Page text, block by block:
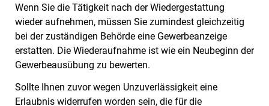
Wenn Sie die Tätigkeit nach der Wiedergestattung
wieder aufnehmen, müssen Sie zumindest gleichzeitig
bei der zuständigen Behörde eine Gewerbeanzeige
erstatten. Die Wiederaufnahme ist wie ein Neubeginn der
Gewerbeausübung zu bewerten.
Sollte Ihnen zuvor wegen Unzuverlässigkeit eine
Erlaubnis widerrufen worden sein, die für die